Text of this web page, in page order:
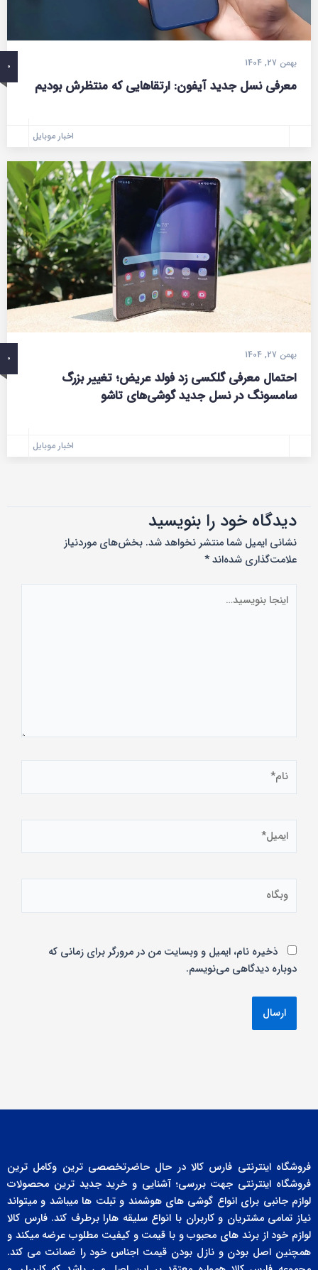
0 بهمن 27, 1404
معرفی نسل جدید آیفون: ارتقاهایی که منتظرش بودیم
اخبار موبایل
0 بهمن 27, 1404
احتمال معرفی گلکسی زد فولد عریض؛ تغییر بزرگ
سامسونگ در نسل جدید گوشی‌های تاشو
اخبار موبایل
دیدگاه‌ خود را بنویسید
نشانی ایمیل شما منتشر نخواهد شد. بخش‌های موردنیاز
علامت‌گذاری شده‌اند*
بنویسید…
وبگاه
ذخیره نام، ایمیل و وبسایت من در مرورگر برای زمانی که
دوباره دیدگاهی می‌نویسم.
فروشگاه اینترنتی فارس کالا در حال حاضرتخصصی ترین وکامل ترین
فروشگاه اینترنتی جهت بررسی؛ آشنایی و خرید جدید ترین محصولات
لوازم جانبی برای انواع گوشی های هوشمند و تبلت ها میباشد و میتواند
نیاز تمامی مشتریان و کاربران با انواع سلیقه هارا برطرف کند. فارس کالا
لوازم خود از برند های محبوب و با قیمت و کیفیت مطلوب عرضه میکند و
همچنین اصل بودن و نازل بودن قیمت اجناس خود را ضمانت می کند.